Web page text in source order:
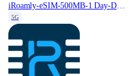
iRoamly-eSIM-500MB-1 Day-Daily-Free
5G